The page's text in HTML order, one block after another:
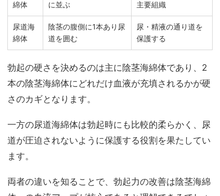
綿体
に並ぶ
主要組織
尿道海
綿体
陰茎の腹側に1本あり尿
道を囲む
尿・精液の通り道を
保護する
勃起の硬さを決めるのは主に陰茎海綿体であり、 2
本の陰茎海綿体にどれだけ血液が充填されるかが硬
さのカギとなります。
一方の尿道海綿体は勃起時にも比較的柔らかく、尿
道が圧迫されないように保護する役割を果たしてい
ます。
両者の違いを知ることで、勃起力の改善は陰茎海綿